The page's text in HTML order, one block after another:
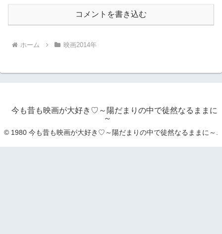
コメントを書き込む
ホーム 映画2014年
今も昔も映画が大好き♡～陽だまりの中で徒然なるままに
～
© 1980 今も昔も映画が大好き♡～陽だまりの中で徒然なるままに～.